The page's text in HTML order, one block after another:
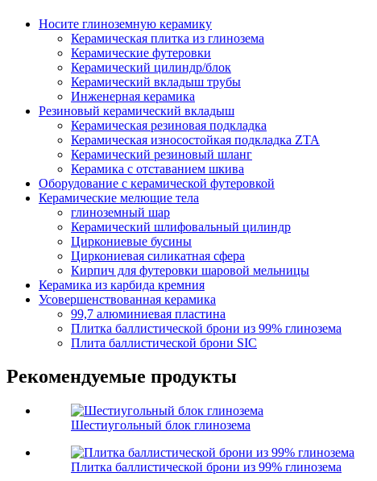
Носите глиноземную керамику
Керамическая плитка из глинозема
Керамические футеровки
Керамический цилиндр/блок
Керамический вкладыш трубы
Инженерная керамика
Резиновый керамический вкладыш
Керамическая резиновая подкладка
Керамическая износостойкая подкладка ZTA
Керамический резиновый шланг
Керамика с отставанием шкива
Оборудование с керамической футеровкой
Керамические мелющие тела
глиноземный шар
Керамический шлифовальный цилиндр
Циркониевые бусины
Циркониевая силикатная сфера
Кирпич для футеровки шаровой мельницы
Керамика из карбида кремния
Усовершенствованная керамика
99,7 алюминиевая пластина
Плитка баллистической брони из 99% глинозема
Плита баллистической брони SIC
Рекомендуемые продукты
Шестиугольный блок глинозема
Плитка баллистической брони из 99% глинозема